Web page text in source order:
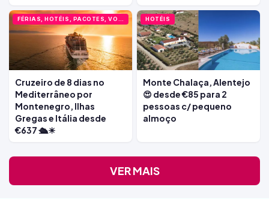
FÉRIAS, HOTÉIS, PACOTES, VOOS
Cruzeiro de 8 dias no
Mediterrâneo por
Montenegro, Ilhas
Gregas e Itália desde
€637 🛳️☀
HOTÉIS
Monte Chalaça, Alentejo
😍 desde €85 para 2
pessoas c/ pequeno
almoço
VER MAIS